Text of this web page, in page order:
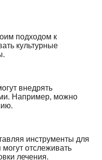
подходом к
культурные
внедрять
Например, можно
инструменты для
отслеживать
лечения.